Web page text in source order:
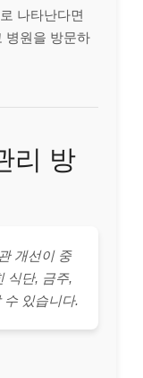
나타난다면
병원을 방문하
리 방
개선이 중
식단, 금주,
수 있습니다.